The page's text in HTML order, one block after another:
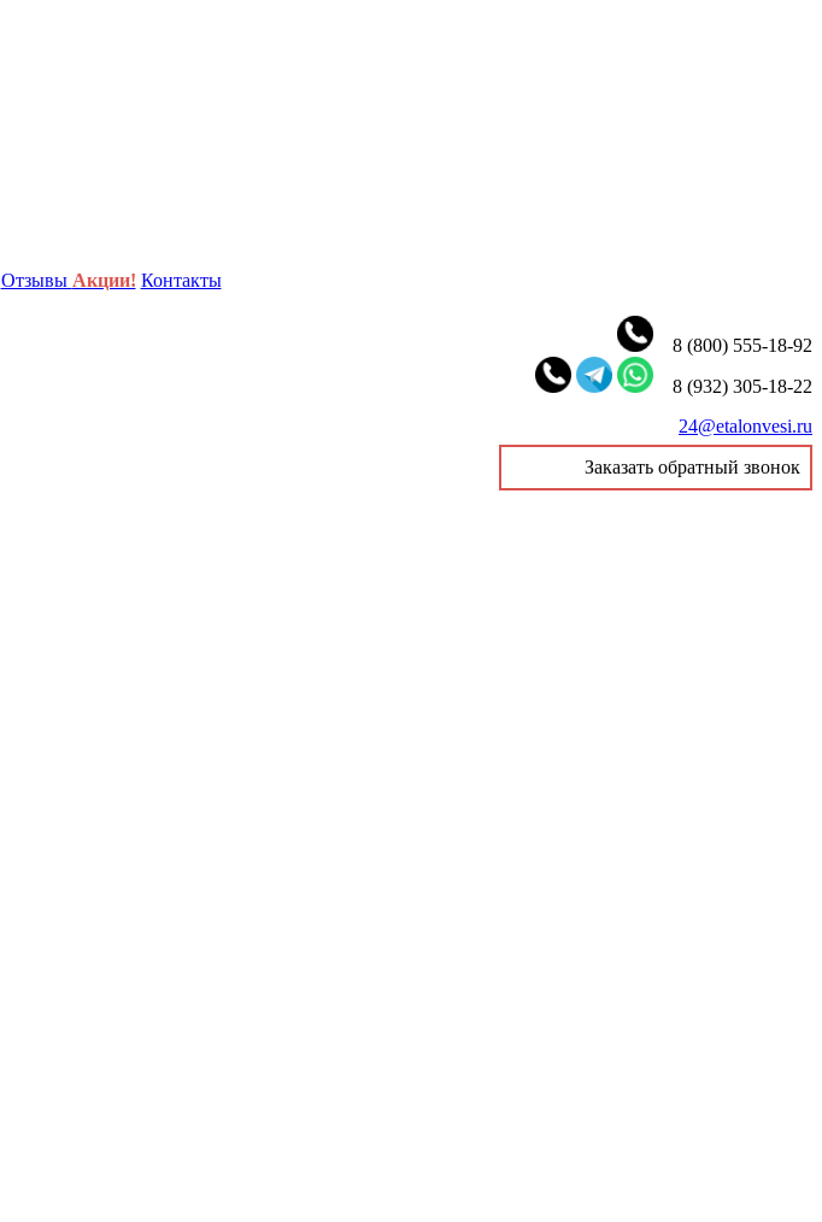
Отзывы Акции! Контакты
8 (800) 555-18-92
8 (932) 305-18-22
24@etalonvesi.ru
Заказать обратный звонок